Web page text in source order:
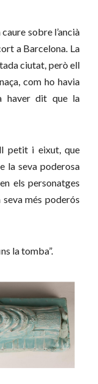
sobre l’ancià
a Barcelona. La
ciutat, però ell
com ho havia
haver dit que la
petit i eixut, que
la seva poderosa
els personatges
més poderós
la tomba”.